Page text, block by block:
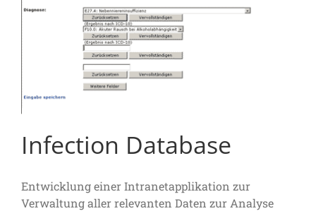
Infection Database
Entwicklung einer Intranetapplikation zur
Verwaltung aller relevanten Daten zur Analyse